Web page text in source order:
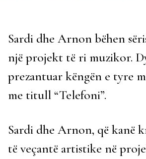
Sardi dhe Arnon bëhen
një projekt të ri muzikor.
prezantuar këngën e tyre
me titull “Telefoni”.
Sardi dhe Arnon, që kanë
të veçantë artistike në